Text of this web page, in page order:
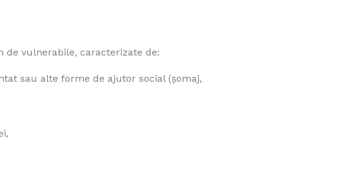
de vulnerabile, caracterizate de:
sau alte forme de ajutor social (șomaj,